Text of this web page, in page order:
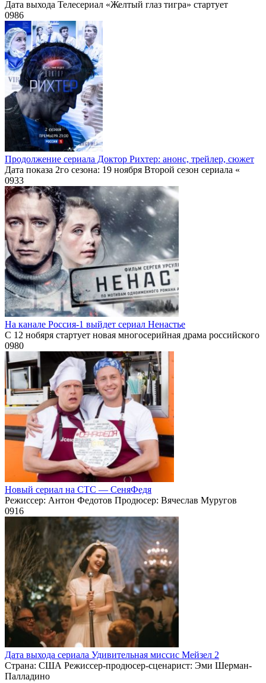
Дата выхода Телесериал «Желтый глаз тигра» стартует
0986
Продолжение сериала Доктор Рихтер: анонс, трейлер, сюжет
Дата показа 2го сезона: 19 ноября Второй сезон сериала «
0933
На канале Россия-1 выйдет сериал Ненастье
С 12 нобяря стартует новая многосерийная драма российского
0980
Новый сериал на СТС — СеняФедя
Режиссер: Антон Федотов Продюсер: Вячеслав Муругов
0916
Дата выхода сериала Удивительная миссис Мейзел 2
Страна: США Режиссер-продюсер-сценарист: Эми Шерман-
Палладино